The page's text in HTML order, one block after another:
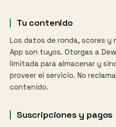
Tu contenido
Los datos de ronda, scores y
App son tuyos. Otorgas a
limitada para almacenar y
proveer el servicio. No
contenido.
Suscripciones y pagos